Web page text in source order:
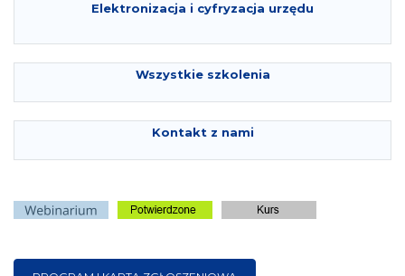
Elektronizacja i cyfryzacja urzędu
Wszystkie szkolenia
Kontakt z nami